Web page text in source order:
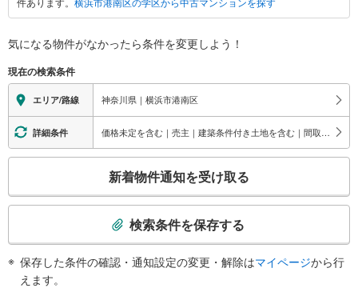
港
区
関
す
る
情
報
気になる物件がなかったら条件を変更しよう！
現在の検索条件
エリア/路線 神奈川県｜横浜市港南区
詳細条件 価格未定を含む｜売主｜建築条件付き土地を含む｜間取り未定を含む
検
新着物件通知を受け取る
検索条件を保存する
保存した条件の確認・通知設定の変更・解除はマイページから行
えます。